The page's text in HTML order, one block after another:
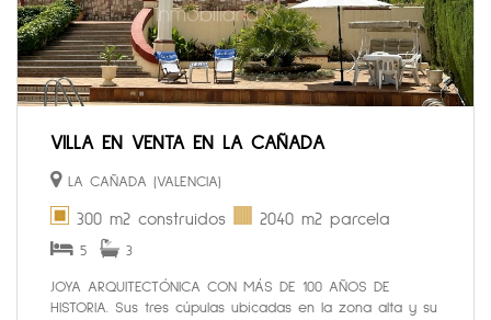
VILLA EN VENTA EN LA CAÑADA
LA CAÑADA (VALENCIA)
300 m2 construidos 2040 m2 parcela
5 3
JOYA ARQUITECTÓNICA CON MÁS DE 100 AÑOS DE
HISTORIA. Sus tres cúpulas ubicadas en la zona alta y su